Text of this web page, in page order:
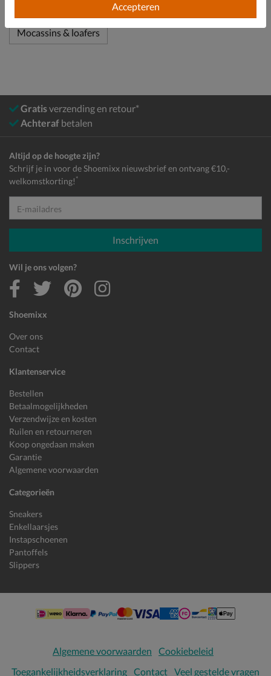
Instapschoenen
Mocassins & loafers
Gratisverzending en retour*
Achteraf betalen
Shoemixx
Over ons
Contact
Klantenservice
Bestellen
Betaalmogelijkheden
Verzendwijze en kosten
Ruilen en retourneren
Koop ongedaan maken
Garantie
Algemene voorwaarden
Categorieën
Sneakers
Enkellaarsjes
Instapschoenen
Pantoffels
Slippers
Altijd op de hoogte zijn?
Schrijf je in voor de Shoemixx nieuwsbrief en ontvang €10,-
welkomstkorting! *
E-mailadres
Inschrijven
Wil je ons volgen?
Algemene voorwaarden
Cookiebeleid
Toegankelijkheidsverklaring Contact Veel gestelde vragen
Accepteren